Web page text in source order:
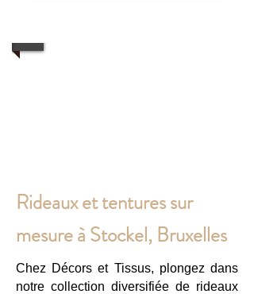
Rideaux et tentures sur
mesure à Stockel, Bruxelles
Chez Décors et Tissus, plongez dans
notre collection diversifiée de rideaux